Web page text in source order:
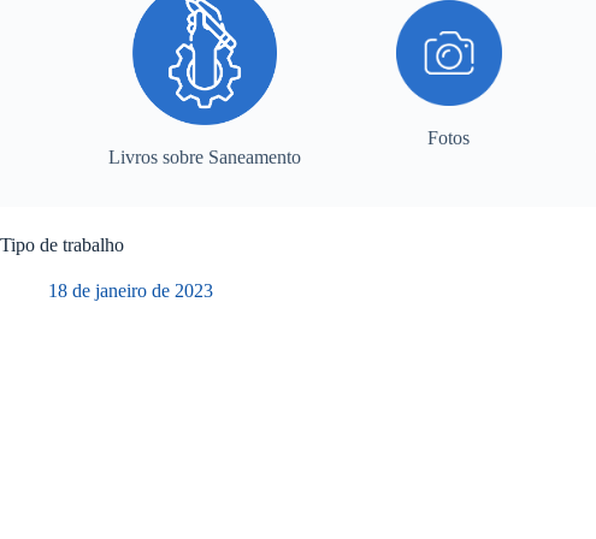
Livros sobre Saneamento
Fotos
Tipo de trabalho
18 de janeiro de 2023